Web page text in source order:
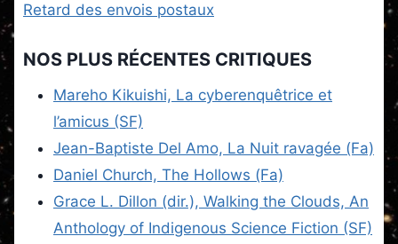
Retard des envois postaux
NOS PLUS RÉCENTES CRITIQUES
Mareho Kikuishi, La cyberenquêtrice et
l’amicus (SF)
Jean-Baptiste Del Amo, La Nuit ravagée (Fa)
Daniel Church, The Hollows (Fa)
Grace L. Dillon (dir.), Walking the Clouds, An
Anthology of Indigenous Science Fiction (SF)